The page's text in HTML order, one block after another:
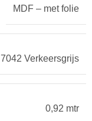
MDF – met folie
Verkeersgrijs
0,92 mtr